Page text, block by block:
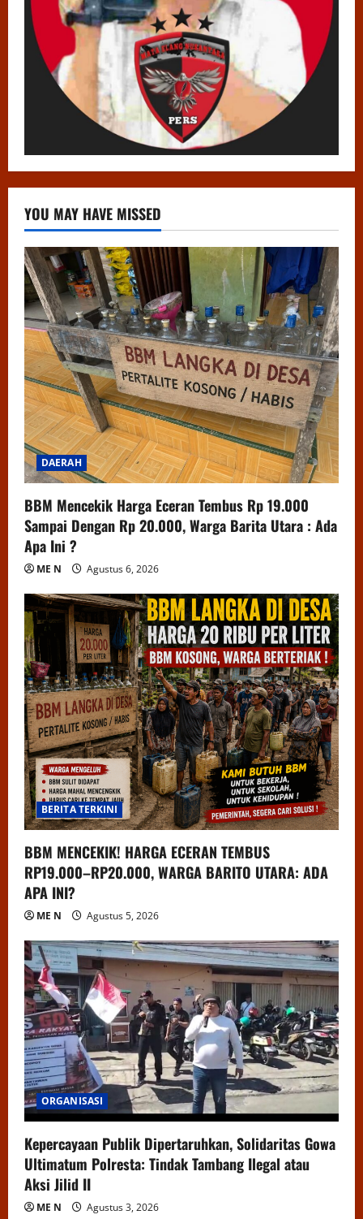
YOU MAY HAVE MISSED
DAERAH
BBM Mencekik Harga Eceran Tembus Rp 19.000
Sampai Dengan Rp 20.000, Warga Barita Utara : Ada
Apa Ini ?
ME N Agustus 6, 2026
BERITA TERKINI
BBM MENCEKIK! HARGA ECERAN TEMBUS
RP19.000–RP20.000, WARGA BARITO UTARA: ADA
APA INI?
ME N Agustus 5, 2026
ORGANISASI
Kepercayaan Publik Dipertaruhkan, Solidaritas Gowa
Ultimatum Polresta: Tindak Tambang Ilegal atau
Aksi Jilid II
ME N Agustus 3, 2026